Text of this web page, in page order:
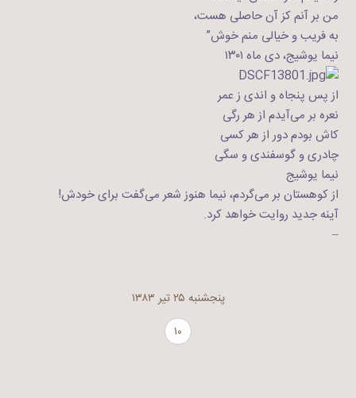
من بر آنم کز آن حاصلی هست،
به فریب و خیالی منم خوش”
نیما یوشیج، دی ماه ۱۳۰۱
از پس پنجاه و اندی ز عمر
نعره بر می‌آیدم از هر رگی
کاش بودم دور از هر کسی
چادری و گوسفندی و سگی
نیما یوشیج
از کوهستان بر می‌گردم، نیما هنوز شعر می‌‌گفت برای خودش!
آینه جدید روایت خواهد کرد.
–
پنجشنبه ۲۵ تیر ۱۳۸۳
۱۰